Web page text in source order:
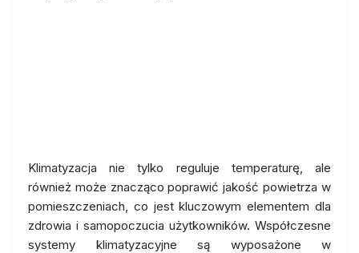
Klimatyzacja nie tylko reguluje temperaturę, ale
również może znacząco poprawić jakość powietrza w
pomieszczeniach, co jest kluczowym elementem dla
zdrowia i samopoczucia użytkowników. Współczesne
systemy klimatyzacyjne są wyposażone w